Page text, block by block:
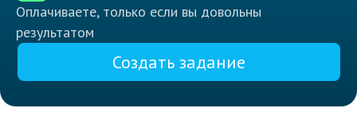
Оплачиваете, только если вы довольны
результатом
Создать задание